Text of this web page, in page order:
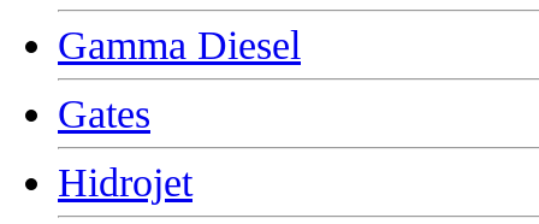
Gamma Diesel
Gates
Hidrojet